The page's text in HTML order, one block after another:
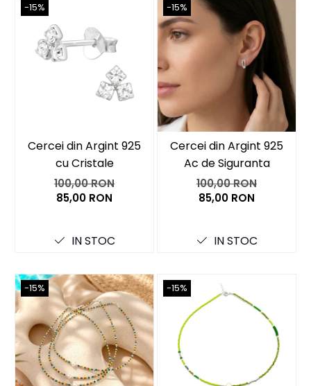
-15%
Cercei din Argint 925
cu Cristale
100,00 RON
85,00 RON
IN STOC
-15%
Cercei din Argint 925
Ac de Siguranta
100,00 RON
85,00 RON
IN STOC
-15% -15%